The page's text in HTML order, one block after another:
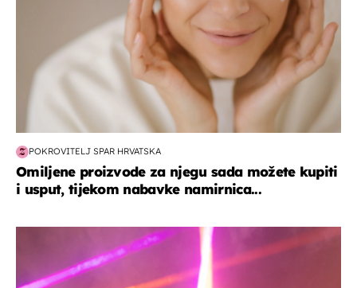
POKROVITELJ SPAR HRVATSKA
Omiljene proizvode za njegu sada možete kupiti
i usput, tijekom nabavke namirnica...